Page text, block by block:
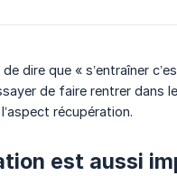
dire que « s’entraîner
de faire rentrer dans
récupération.
est aussi